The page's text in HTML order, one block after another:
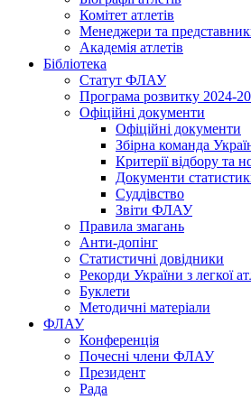
Комітет атлетів
Менеджери та
Академія атлетів
Бібліотека
Статут ФЛАУ
Програма розвитку 2024-
Офіційні документи
Офіційні документи
Збірна команда
Критерії відбору та
Документи
Суддівство
Звіти ФЛАУ
Правила змагань
Анти-допінг
Статистичні довідники
Рекорди України з легкої
Буклети
Методичні матеріали
ФЛАУ
Конференція
Почесні члени ФЛАУ
Президент
Рада